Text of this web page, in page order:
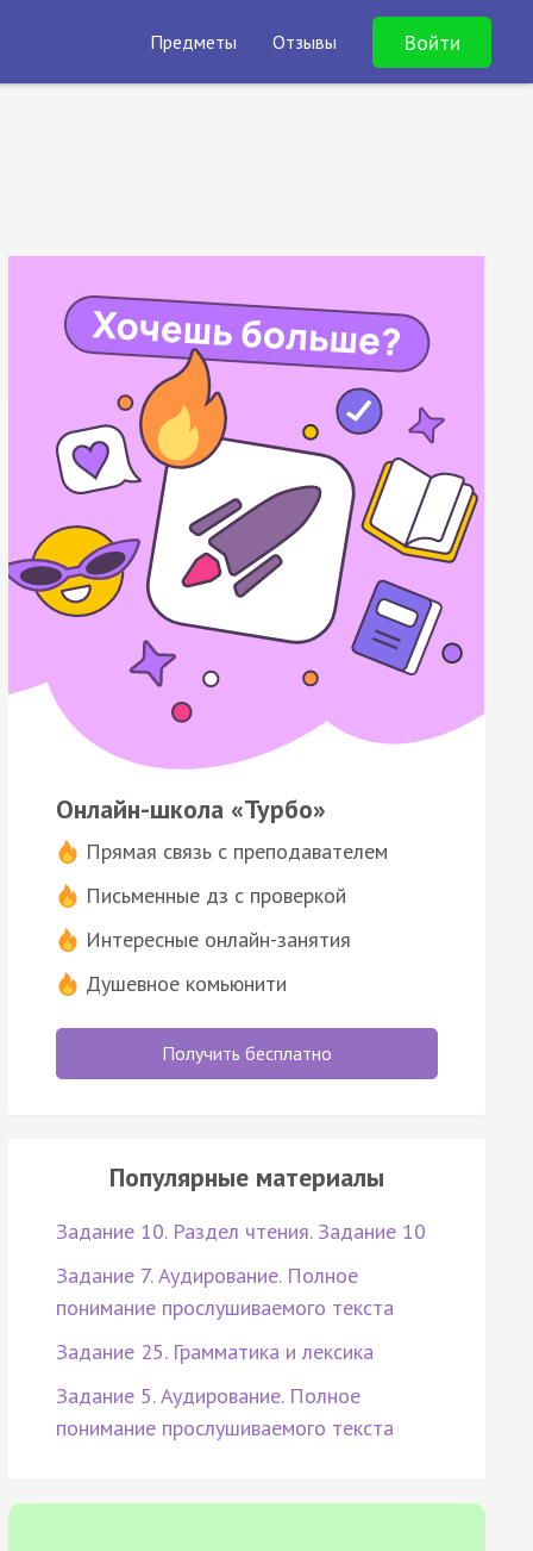
Предметы Отзывы Войти
Онлайн-школа «Турбо»
Прямая связь с преподавателем
Письменные дз с проверкой
Интересные онлайн-занятия
Душевное комьюнити
Получить бесплатно
Популярные материалы
Задание 10. Раздел чтения. Задание 10
Задание 7. Аудирование. Полное
понимание прослушиваемого текста
Задание 25. Грамматика и лексика
Задание 5. Аудирование. Полное
понимание прослушиваемого текста